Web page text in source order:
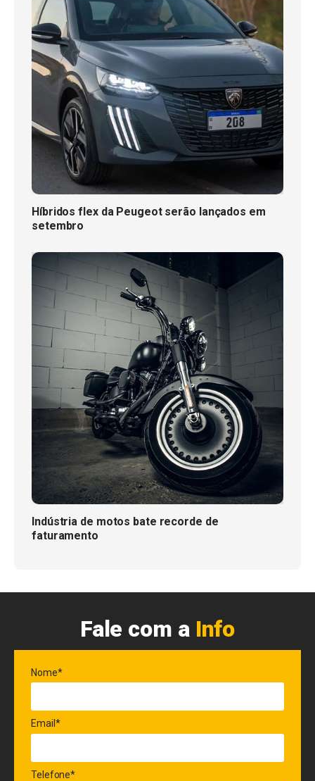
Híbridos flex da Peugeot serão lançados em
setembro
Indústria de motos bate recorde de
faturamento
Fale com a Info
Nome*
Email*
Telefone*